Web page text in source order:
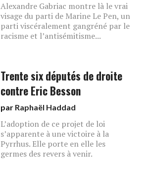
Alexandre Gabriac montre là le vrai
visage du parti de Marine Le Pen, un
parti viscéralement gangréné par le
racisme et l’antisémitisme...
Trente six députés de droite
contre Eric Besson
par Raphaël Haddad
L’adoption de ce projet de loi
s’apparente à une victoire à la
Pyrrhus. Elle porte en elle les
germes des revers à venir.